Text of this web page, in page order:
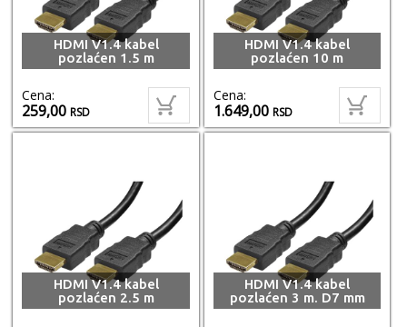
HDMI V1.4 kabel
pozlaćen 1.5 m
Cena:
259,00RSD
HDMI V1.4 kabel
pozlaćen 10 m
Cena:
1.649,00RSD
HDMI V1.4 kabel
pozlaćen 2.5 m
HDMI V1.4 kabel
pozlaćen 3 m. D7 mm